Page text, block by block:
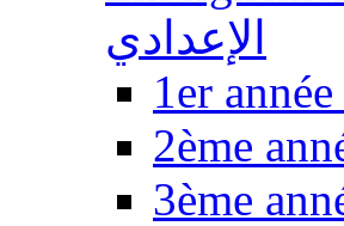
الإعدادي